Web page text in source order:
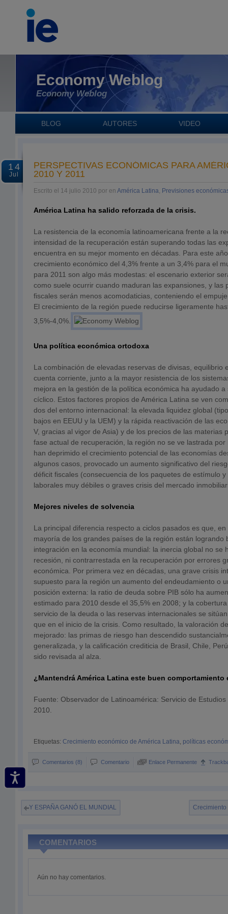
Economy Weblog
Economy Weblog
BLOG AUTORES VIDEO
14
Jul
PERSPECTIVAS ECONÓMICAS PARA
2010 Y 2011
Escrito el 14 julio 2010 por en América Latina, Previsiones
América Latina ha salido reforzada de la crisis.
La resistencia de la economía latinoamericana frente a la
intensidad de la recuperación están superando todas las
encuentra en su mejor momento en décadas. Para este
crecimiento económico del 4,3% frente a un 3,4% para el
para 2011 son algo más modestas: el escenario exterior
como suele ocurrir cuando maduran las expansiones, y las
fiscales serán menos acomodaticias, conteniendo el
El crecimiento de la región puede reducirse ligeramente
3,5%-4,0%.
Una política económica ortodoxa
La combinación de elevadas reservas de divisas, equilibrio
cuenta corriente, junto a la mayor resistencia de los
mejora en la gestión de la política económica ha ayudado
cíclico. Estos factores propios de América Latina se ven
dos del entorno internacional: la elevada liquidez global
bajos en EEUU y la UEM) y la rápida reactivación de las
V, gracias al vigor de Asia) y de los precios de las materias
fase actual de recuperación, la región no se ve lastrada
han deprimido el crecimiento potencial de las economías
algunos casos, provocado un aumento significativo del
déficit fiscales (consecuencia de los paquetes de estímulo
laborales muy débiles o graves crisis del mercado
Mejores niveles de solvencia
La principal diferencia respecto a ciclos pasados es que,
mayoría de los grandes países de la región están logrando
integración en la economía mundial: la inercia global no se
recesión, ni contrarrestada en la recuperación por errores
económica. Por primera vez en décadas, una grave crisis
supuesto para la región un aumento del endeudamiento o
posición externa: la ratio de deuda sobre PIB sólo ha
estimado para 2010 desde el 35,5% en 2008; y la
servicio de la deuda o las reservas internacionales se
que en el inicio de la crisis. Como resultado, la valoración
mejorado: las primas de riesgo han descendido
generalizada, y la calificación crediticia de Brasil, Chile,
sido revisada al alza.
¿Mantendrá América Latina este buen comportamiento
Fuente: Observador de Latinoamérica: Servicio de
2010.
Etiquetas: Crecimiento económico de América Latina, políticas
Comentarios (8) Comentario Enlace Permanente
Y ESPAÑA GANÓ EL MUNDIAL Crecimiento
COMENTARIOS
Aún no hay comentarios.